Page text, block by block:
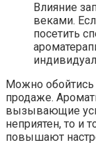
Влияние
веками.
посетить
Можно обойтись
продаже.
вызывающие
неприятен, то и
повышают